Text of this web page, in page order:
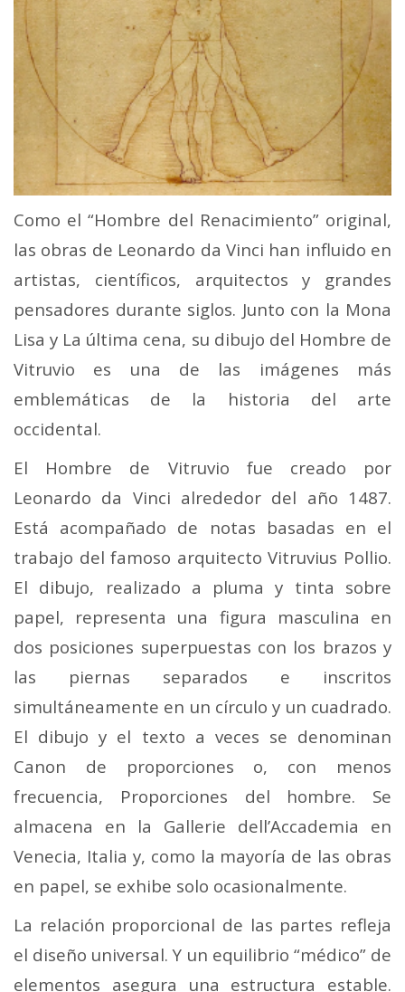
Como el “Hombre del Renacimiento” original,
las obras de Leonardo da Vinci han influido en
artistas, científicos, arquitectos y grandes
pensadores durante siglos. Junto con la Mona
Lisa y La última cena, su dibujo del Hombre de
Vitruvio es una de las imágenes más
emblemáticas de la historia del arte
occidental.
El Hombre de Vitruvio fue creado por
Leonardo da Vinci alrededor del año 1487.
Está acompañado de notas basadas en el
trabajo del famoso arquitecto Vitruvius Pollio.
El dibujo, realizado a pluma y tinta sobre
papel, representa una figura masculina en
dos posiciones superpuestas con los brazos y
las piernas separados e inscritos
simultáneamente en un círculo y un cuadrado.
El dibujo y el texto a veces se denominan
Canon de proporciones o, con menos
frecuencia, Proporciones del hombre. Se
almacena en la Gallerie dell’Accademia en
Venecia, Italia y, como la mayoría de las obras
en papel, se exhibe solo ocasionalmente.
La relación proporcional de las partes refleja
el diseño universal. Y un equilibrio “médico” de
elementos asegura una estructura estable.